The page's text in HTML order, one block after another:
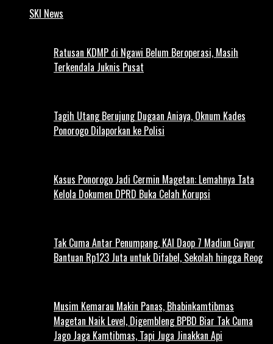
SKI News
Ratusan KDMP di Ngawi Belum Beroperasi, Masih
Terkendala Juknis Pusat
Tagih Utang Berujung Dugaan Aniaya, Oknum Kades
Ponorogo Dilaporkan ke Polisi
Kasus Ponorogo Jadi Cermin Magetan: Lemahnya Tata
Kelola Dokumen DPRD Buka Celah Korupsi
Tak Cuma Antar Penumpang, KAI Daop 7 Madiun Guyur
Bantuan Rp123 Juta untuk Difabel, Sekolah hingga Reog
Musim Kemarau Makin Panas, Bhabinkamtibmas
Magetan Naik Level, Digembleng BPBD Biar Tak Cuma
Jago Jaga Kamtibmas, Tapi Juga Jinakkan Api